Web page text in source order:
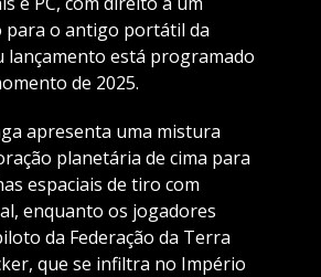
para o antigo portátil da
lançamento está programado
de 2025.
apresenta uma mistura
planetária de cima para
espaciais de tiro com
enquanto os jogadores
da Federação da Terra
que se infiltra no Império